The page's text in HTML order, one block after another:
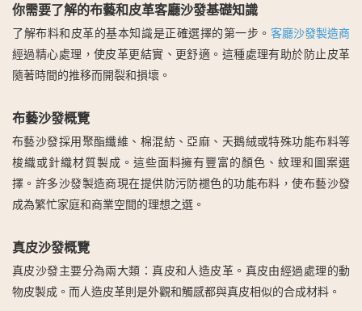
你需要了解的布藝和皮革客廳沙發基礎知識
了解布料和皮革的基本知識是正確選擇的第一步。 客廳沙發製造商
經過精心處理，使皮革更結實、更舒適。這種處理有助於防止皮革
隨著時間的推移而開裂和損壞。
布藝沙發概覽
布藝沙發採用聚酯纖維、棉混紡、亞麻、天鵝絨或特殊功能布料等
梭織或針織材質製成。這些面料擁有豐富的顏色、紋理和圖案選
擇。許多沙發製造商現在提供防污防褪色的功能布料，使布藝沙發
成為繁忙家庭和商業空間的理想之選。
真皮沙發概覽
真皮沙發主要分為兩大類：真皮和人造皮革。真皮由經過處理的動
物皮製成。而人造皮革則是外觀和觸感都與真皮相似的合成材料。